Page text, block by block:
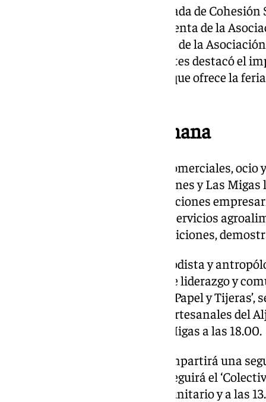
También intervinieron la diputada de Cohesión
Encarnación Fuentes; la presidenta de la
Vanessa Muñoz; y la presidenta de la
Andalucía, Carmen Perea. Fuentes destacó el
Muñoz agradeció la visibilidad que ofrece la
Agenda del fin de semana
La feria abrió con actividades comerciales,
horas: Alba Molina actuó el viernes y Las
programación incluye presentaciones
ecológicos, cosmética natural, servicios
y diseño textil, además de exhibiciones,
El sábado 15, a las 12.00, la periodista y
abordará competencias clave de liderazgo y
presentará el proyecto ‘Cartón, Papel y
fermentadas de Fermentados Artesanales del
pasacalles y actuación de Las Migas a las 18.00.
El domingo 16, Gómez Cejudo impartirá una
comunicación estratégica. Le seguirá el
cerámica feminista y arte comunitario y a las